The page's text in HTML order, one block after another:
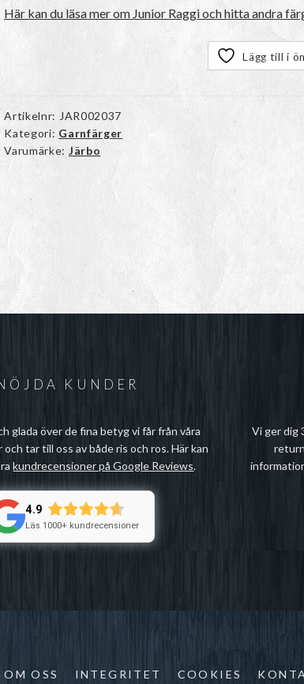
Här kan du läsa mer om Junior Raggi och hitta andra
Lägg till i
Artikelnr: JAR002037
Kategori: Garnfärger
Varumärke: Järbo
KUNDER
glada över de fina betyg vi får från våra
och tar till oss av både ris och ros. Här kan
kundrecensioner på Google Reviews.
4.9
Läs 1000+ kundrecensioner
Vi ger dig
OSS INTEGRITET COOKIES